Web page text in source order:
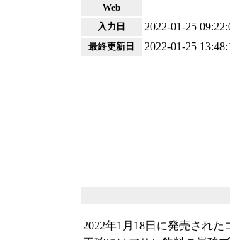
Web
入力日
2022-01-25
最終更新日 2022-01-25
2022年1月18日に発売され